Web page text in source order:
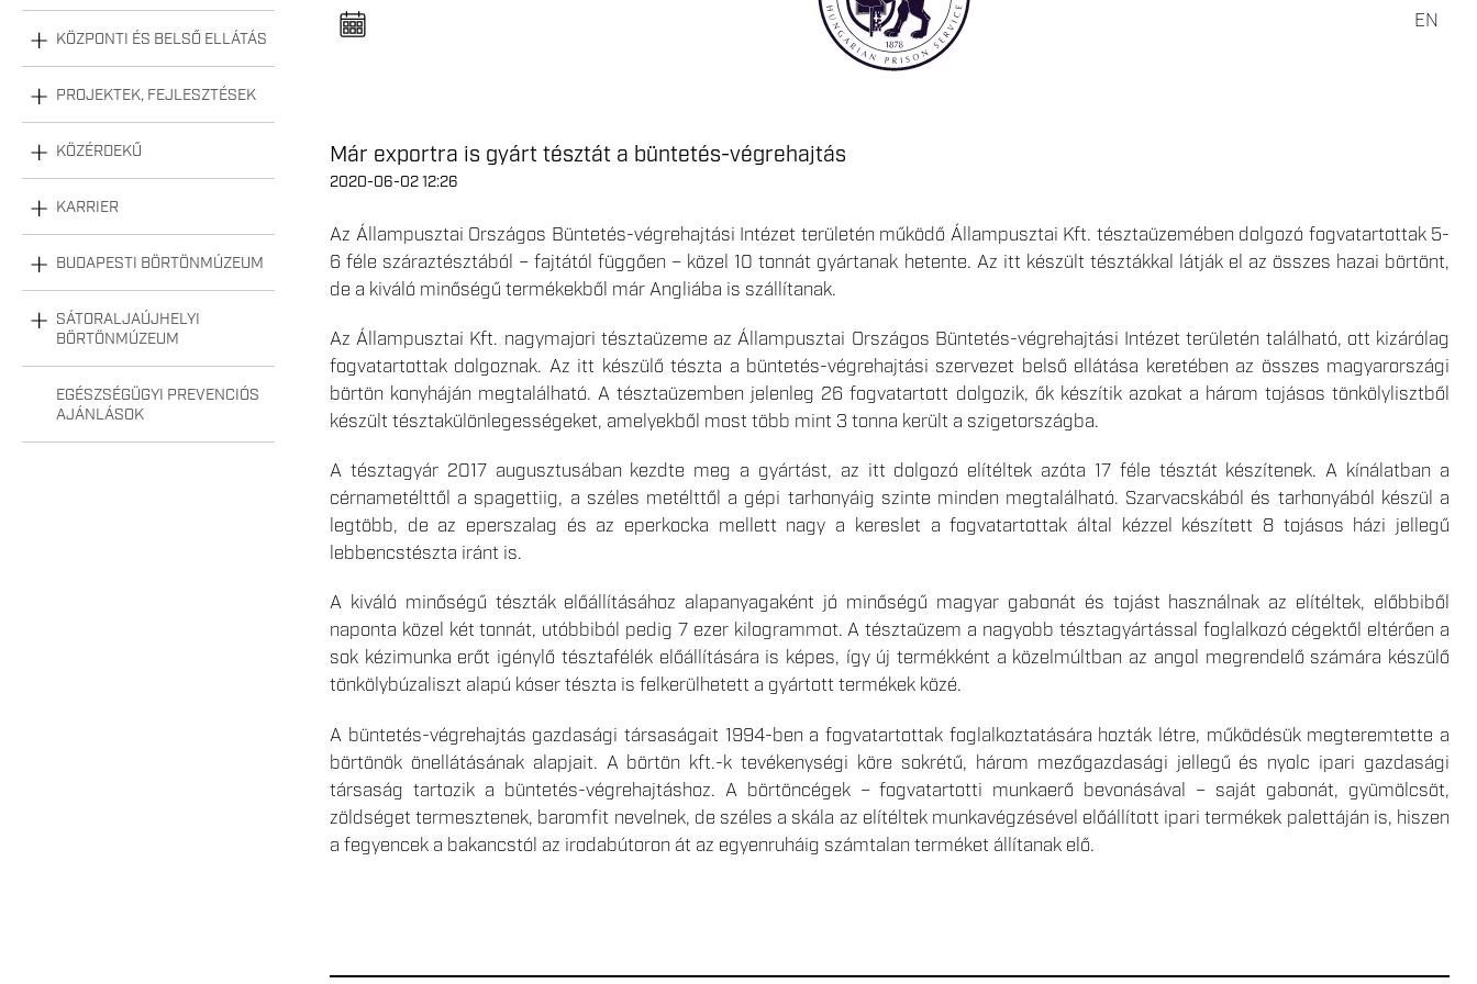
KÖZPONTI ÉS BELSŐ ELLÁTÁS
PROJEKTEK, FEJLESZTÉSEK
KÖZÉRDEKŰ
KARRIER
BUDAPESTI BÖRTÖNMÚZEUM
SÁTORALJAÚJHELYI
BÖRTÖNMÚZEUM
EGÉSZSÉGÜGYI PREVENCIÓS
AJÁNLÁSOK
EN
e
l
a
Már exportra is gyárt tésztát a büntetés-végrehajtás
2020-06-02 12:26
Az Állampusztai Országos Büntetés-végrehajtási Intézet területén működő Állampusztai Kft. tésztaüzemében dolgozó fogvatartottak 5-
6 féle száraztésztából – fajtától függően – közel 10 tonnát gyártanak hetente. Az itt készült tésztákkal látják el az összes hazai börtönt,
de a kiváló minőségű termékekből már Angliába is szállítanak.
Az Állampusztai Kft. nagymajori tésztaüzeme az Állampusztai Országos Büntetés-végrehajtási Intézet területén található, ott kizárólag
fogvatartottak dolgoznak. Az itt készülő tészta a büntetés-végrehajtási szervezet belső ellátása keretében az összes magyarországi
börtön konyháján megtalálható. A tésztaüzemben jelenleg 26 fogvatartott dolgozik, ők készítik azokat a három tojásos tönkölylisztből
készült tésztakülönlegességeket, amelyekből most több mint 3 tonna került a szigetországba.
A tésztagyár 2017 augusztusában kezdte meg a gyártást, az itt dolgozó elítéltek azóta 17 féle tésztát készítenek. A kínálatban a
cérnametélttől a spagettiig, a széles metélttől a gépi tarhonyáig szinte minden megtalálható. Szarvacskából és tarhonyából készül a
legtöbb, de az eperszalag és az eperkocka mellett nagy a kereslet a fogvatartottak által kézzel készített 8 tojásos házi jellegű
lebbencstészta iránt is.
A kiváló minőségű tészták előállításához alapanyagaként jó minőségű magyar gabonát és tojást használnak az elítéltek, előbbiből
naponta közel két tonnát, utóbbiból pedig 7 ezer kilogrammot. A tésztaüzem a nagyobb tésztagyártással foglalkozó cégektől eltérően a
sok kézimunka erőt igénylő tésztafélék előállítására is képes, így új termékként a közelmúltban az angol megrendelő számára készülő
tönkölybúzaliszt alapú kóser tészta is felkerülhetett a gyártott termékek közé.
A büntetés-végrehajtás gazdasági társaságait 1994-ben a fogvatartottak foglalkoztatására hozták létre, működésük megteremtette a
börtönök önellátásának alapjait. A börtön kft.-k tevékenységi köre sokrétű, három mezőgazdasági jellegű és nyolc ipari gazdasági
társaság tartozik a büntetés-végrehajtáshoz. A börtöncégek – fogvatartotti munkaerő bevonásával – saját gabonát, gyümölcsöt,
zöldséget termesztenek, baromfit nevelnek, de széles a skála az elítéltek munkavégzésével előállított ipari termékek palettáján is, hiszen
a fegyencek a bakancstól az irodabútoron át az egyenruháig számtalan terméket állítanak elő.